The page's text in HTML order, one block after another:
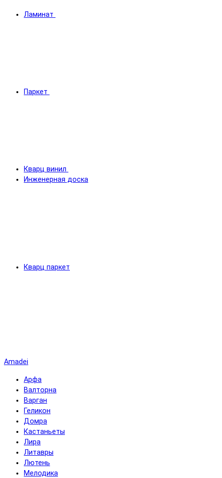
Ламинат
Паркет
Кварц винил
Инженерная доска
Кварц паркет
Amadei
Арфа
Валторна
Варган
Геликон
Домра
Кастаньеты
Лира
Литавры
Лютень
Мелодика